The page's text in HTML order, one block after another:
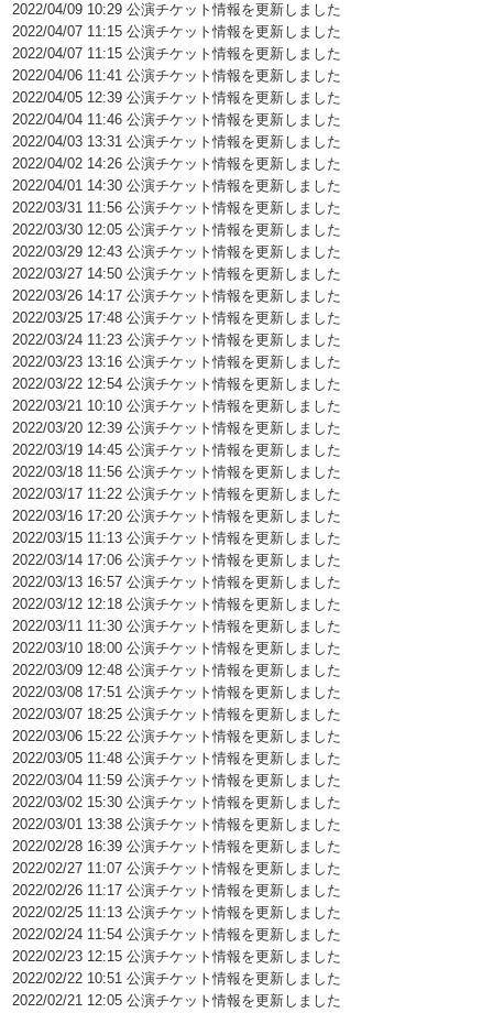
2022/04/09 10:29 公演チケット情報を更新しました
2022/04/07 11:15 公演チケット情報を更新しました
2022/04/07 11:15 公演チケット情報を更新しました
2022/04/06 11:41 公演チケット情報を更新しました
2022/04/05 12:39 公演チケット情報を更新しました
2022/04/04 11:46 公演チケット情報を更新しました
2022/04/03 13:31 公演チケット情報を更新しました
2022/04/02 14:26 公演チケット情報を更新しました
2022/04/01 14:30 公演チケット情報を更新しました
2022/03/31 11:56 公演チケット情報を更新しました
2022/03/30 12:05 公演チケット情報を更新しました
2022/03/29 12:43 公演チケット情報を更新しました
2022/03/27 14:50 公演チケット情報を更新しました
2022/03/26 14:17 公演チケット情報を更新しました
2022/03/25 17:48 公演チケット情報を更新しました
2022/03/24 11:23 公演チケット情報を更新しました
2022/03/23 13:16 公演チケット情報を更新しました
2022/03/22 12:54 公演チケット情報を更新しました
2022/03/21 10:10 公演チケット情報を更新しました
2022/03/20 12:39 公演チケット情報を更新しました
2022/03/19 14:45 公演チケット情報を更新しました
2022/03/18 11:56 公演チケット情報を更新しました
2022/03/17 11:22 公演チケット情報を更新しました
2022/03/16 17:20 公演チケット情報を更新しました
2022/03/15 11:13 公演チケット情報を更新しました
2022/03/14 17:06 公演チケット情報を更新しました
2022/03/13 16:57 公演チケット情報を更新しました
2022/03/12 12:18 公演チケット情報を更新しました
2022/03/11 11:30 公演チケット情報を更新しました
2022/03/10 18:00 公演チケット情報を更新しました
2022/03/09 12:48 公演チケット情報を更新しました
2022/03/08 17:51 公演チケット情報を更新しました
2022/03/07 18:25 公演チケット情報を更新しました
2022/03/06 15:22 公演チケット情報を更新しました
2022/03/05 11:48 公演チケット情報を更新しました
2022/03/04 11:59 公演チケット情報を更新しました
2022/03/02 15:30 公演チケット情報を更新しました
2022/03/01 13:38 公演チケット情報を更新しました
2022/02/28 16:39 公演チケット情報を更新しました
2022/02/27 11:07 公演チケット情報を更新しました
2022/02/26 11:17 公演チケット情報を更新しました
2022/02/25 11:13 公演チケット情報を更新しました
2022/02/24 11:54 公演チケット情報を更新しました
2022/02/23 12:15 公演チケット情報を更新しました
2022/02/22 10:51 公演チケット情報を更新しました
2022/02/21 12:05 公演チケット情報を更新しました